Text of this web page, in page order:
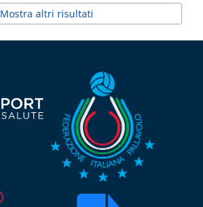
Mostra altri risultati